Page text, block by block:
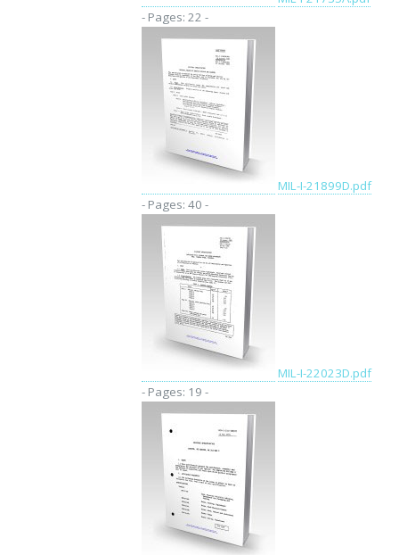
- Pages: 22 -
MIL-I-21899D.pdf
- Pages: 40 -
MIL-I-22023D.pdf
- Pages: 19 -